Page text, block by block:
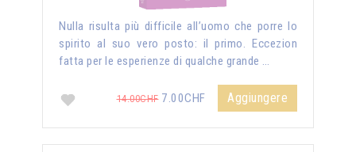
Nulla risulta più difficile all’uomo che porre lo
spirito al suo vero posto: il primo. Eccezion
fatta per le esperienze di qualche grande …
14.00CHF7.00CHF Aggiungere